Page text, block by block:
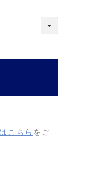
こちら をご